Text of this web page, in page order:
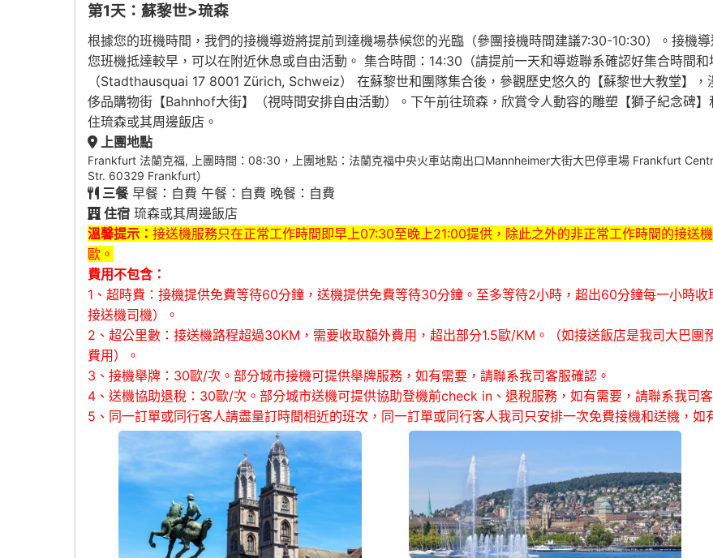
第1天：蘇黎世>琉森
根據您的班機時間，我們的接機導遊將提前到達機場恭候您的光臨（參團接機時間建議7:30-10:30）。接機
您班機抵達較早，可以在附近休息或自由活動。 集合時間：14:30（請提前一天和導遊聯系確認好集合時間
（Stadthausquai 17 8001 Zürich, Schweiz） 在蘇黎世和團隊集合後，參觀歷史悠久的【蘇黎世大教堂】
侈品購物街【Bahnhof大街】（視時間安排自由活動）。下午前往琉森，欣賞令人動容的雕塑【獅子紀念碑
住琉森或其周邊飯店。
上團地點
Frankfurt 法蘭克福, 上團時間：08:30，上團地點：法蘭克福中央火車站南出口Mannheimer大街大巴停車場 Frankfurt
Str. 60329 Frankfurt）
三餐早餐：自費 午餐：自費 晚餐：自費
住宿 琉森或其周邊飯店
溫馨提示： 接送機服務只在正常工作時間即早上07:30至晚上21:00提供，除此之外的非正常工作時間的接送
歐。
費用不包含：
1、超時費：接機提供免費等待60分鐘，送機提供免費等待30分鐘。至多等待2小時，超出60分鐘每一小時
接送機司機）。
2、超公里數：接送機路程超過30KM，需要收取額外費用，超出部分1.5歐/KM。（如接送飯店是我司大巴
費用）。
3、接機舉牌：30歐/次。部分城市接機可提供舉牌服務，如有需要，請聯系我司客服確認。
4、送機協助退稅：30歐/次。部分城市送機可提供協助登機前check in、退稅服務，如有需要，請聯系我司客
5 、同一訂單或同行客人請盡量訂時間相近的班次，同一訂單或同行客人我司只安排一次免費接機和送機，如